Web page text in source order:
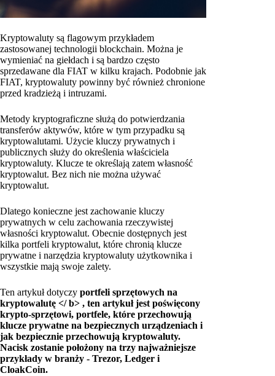
Kryptowaluty są flagowym przykładem
zastosowanej technologii blockchain. Można je
wymieniać na giełdach i są bardzo często
sprzedawane dla FIAT w kilku krajach. Podobnie jak
FIAT, kryptowaluty powinny być również chronione
przed kradzieżą i intruzami.
Metody kryptograficzne służą do potwierdzania
transferów aktywów, które w tym przypadku są
kryptowalutami. Użycie kluczy prywatnych i
publicznych służy do określenia właściciela
kryptowaluty. Klucze te określają zatem własność
kryptowalut. Bez nich nie można używać
kryptowalut.
Dlatego konieczne jest zachowanie kluczy
prywatnych w celu zachowania rzeczywistej
własności kryptowalut. Obecnie dostępnych jest
kilka portfeli kryptowalut, które chronią klucze
prywatne i narzędzia kryptowaluty użytkownika i
wszystkie mają swoje zalety.
Ten artykuł dotyczy portfeli sprzętowych na
kryptowalutę </ b> , ten artykuł jest poświęcony
krypto-sprzętowi, portfele, które przechowują
klucze prywatne na bezpiecznych urządzeniach i
jak bezpiecznie przechowują kryptowaluty.
Nacisk zostanie położony na trzy najważniejsze
przykłady w branży - Trezor, Ledger i
CloakCoin.